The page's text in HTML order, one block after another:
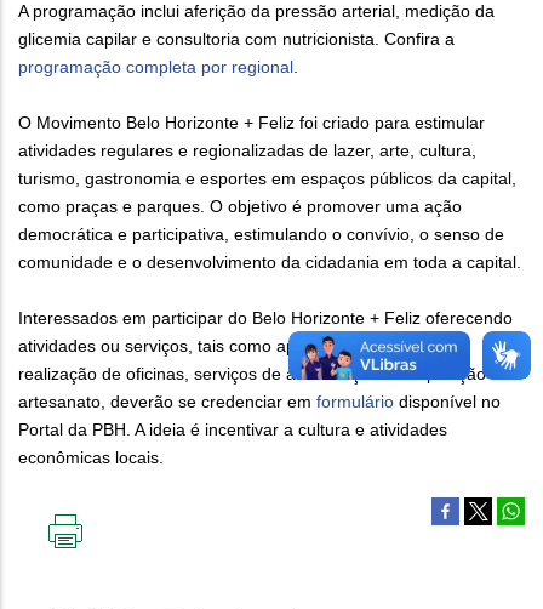
A programação inclui aferição da pressão arterial, medição da
glicemia capilar e consultoria com nutricionista. Confira a
programação completa por regional.
O Movimento Belo Horizonte + Feliz foi criado para estimular
atividades regulares e regionalizadas de lazer, arte, cultura,
turismo, gastronomia e esportes em espaços públicos da capital,
como praças e parques. O objetivo é promover uma ação
democrática e participativa, estimulando o convívio, o senso de
comunidade e o desenvolvimento da cidadania em toda a capital.
Interessados em participar do Belo Horizonte + Feliz oferecendo
atividades ou serviços, tais como apresentações artísticas,
realização de oficinas, serviços de alimentação ou exposição de
artesanato, deverão se credenciar em formulário disponível no
Portal da PBH. A ideia é incentivar a cultura e atividades
econômicas locais.